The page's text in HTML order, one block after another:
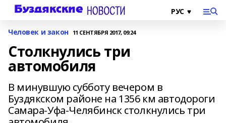
Человек и закон 11 СЕНТЯБРЯ 2017, 09:24
Столкнулись три
автомобиля
В минувшую субботу вечером в
Буздякском районе на 1356 км автодороги
Самара-Уфа-Челябинск столкнулись три